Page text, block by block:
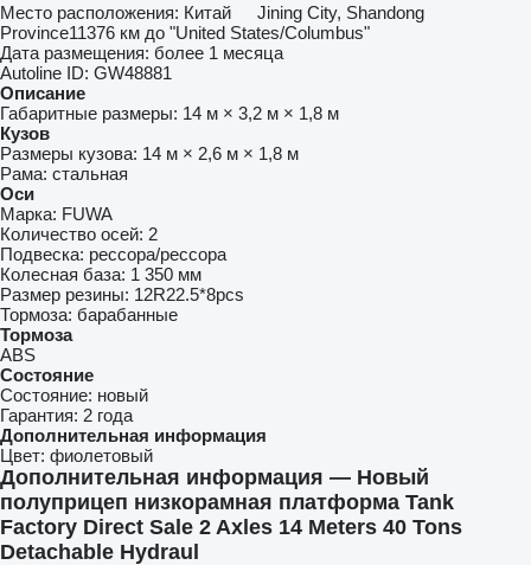
Место расположения: Китай
Jining City, Shandong
Province11376 км до "United States/Columbus"
Дата размещения: более 1 месяца
Autoline ID: GW48881
Описание
Габаритные размеры: 14 м × 3,2 м × 1,8 м
Кузов
Размеры кузова: 14 м × 2,6 м × 1,8 м
Рама: стальная
Оси
Марка: FUWA
Количество осей: 2
Подвеска: рессора/рессора
Колесная база: 1 350 мм
Размер резины: 12R22.5*8pcs
Тормоза: барабанные
Тормоза
ABS
Состояние
Состояние: новый
Гарантия: 2 года
Дополнительная информация
Цвет: фиолетовый
Дополнительная информация — Новый
полуприцеп низкорамная платформа Tank
Factory Direct Sale 2 Axles 14 Meters 40 Tons
Detachable Hydraul